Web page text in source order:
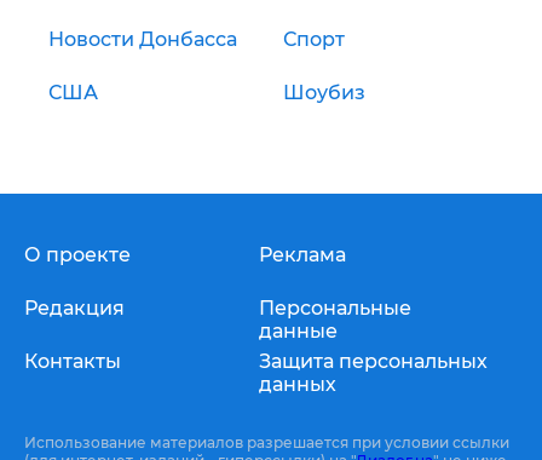
Новости Донбасса Спорт
США Шоубиз
О проекте
Редакция
Контакты
Реклама
Персональные
данные
Защита персональных
данных
Использование материалов разрешается при условии ссылки